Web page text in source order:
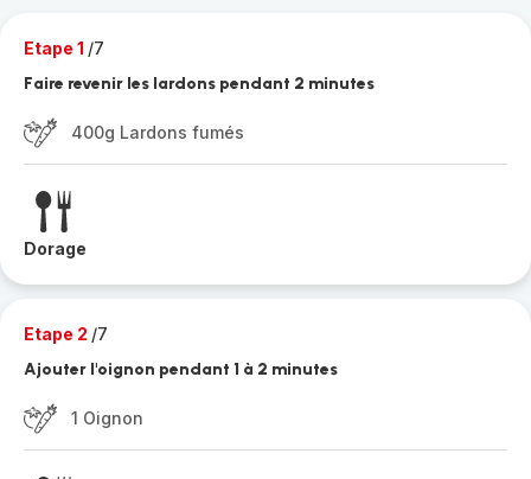
Etape 1 /7
Faire revenir les lardons pendant 2 minutes
400g Lardons fumés
Dorage
Etape 2 /7
Ajouter l'oignon pendant 1 à 2 minutes
1 Oignon